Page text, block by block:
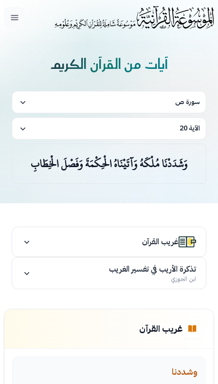
فتح
آيات من القرآن الكريم
سورة ص
الآية 20
وَشَدَدْنَا مُلْكَهُ وَآتَيْنَاهُ الْحِكْمَةَ وَفَصْلَ الْخِطَابِ
غريب القرآن
تذكرة الأريب في تفسير الغريب
ابن الجوزي
غريب القرآن
وشددنا